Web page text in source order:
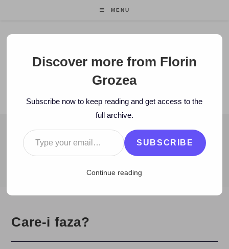
MENU
Florin Grozea
ENTREPRENEUR. FOUNDER/CEO MOCAPP.
BLOG
2007 > December > 13 > Blog Care-i faza?
Care-i faza?
Discover more from Florin
Grozea
Subscribe now to keep reading and get access to the
full archive.
Type your email…
SUBSCRIBE
Continue reading